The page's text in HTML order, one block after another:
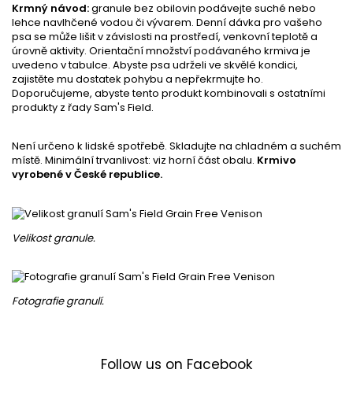
Krmný návod:granule bez obilovin podávejte suché nebo
lehce navlhčené vodou či vývarem. Denní dávka pro vašeho
psa se může lišit v závislosti na prostředí, venkovní teplotě a
úrovně aktivity. Orientační množství podávaného krmiva je
uvedeno v tabulce. Abyste psa udrželi ve skvělé kondici,
zajistěte mu dostatek pohybu a nepřekrmujte ho.
Doporučujeme, abyste tento produkt kombinovali s ostatními
produkty z řady Sam's Field.
Není určeno k lidské spotřebě. Skladujte na chladném a suchém
místě. Minimální trvanlivost: viz horní část obalu. Krmivo
vyrobené v České republice.
Velikost granule.
Fotografie granulí.
Follow us on Facebook